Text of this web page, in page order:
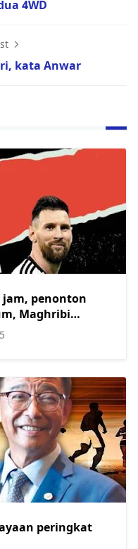
4WD
kata Anwar
penonton
Maghribi
peringkat